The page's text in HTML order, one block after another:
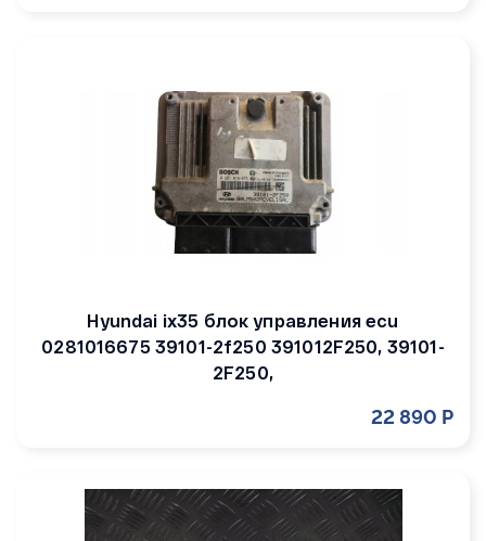
Hyundai ix35 блок управления ecu
0281016675 39101-2f250 391012F250, 39101-
2F250,
22 890 Р